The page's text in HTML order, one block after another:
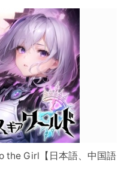
the Girl【日本語、中国語